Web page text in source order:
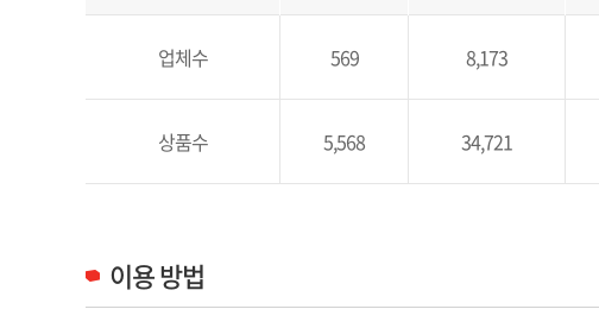
업체수 569 8,173
상품수 5,568 34,721
이용 방법